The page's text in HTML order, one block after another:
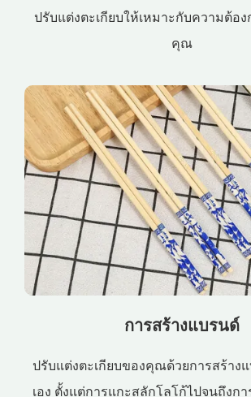
ปรับแต่งตะเกียบให้เหมาะกับความต้อง
คุณ
การสร้างแบรนด์
ปรับแต่งตะเกียบของคุณด้วยการสร้าง
เอง ตั้งแต่การแกะสลักโลโก้ไปจนถึงก